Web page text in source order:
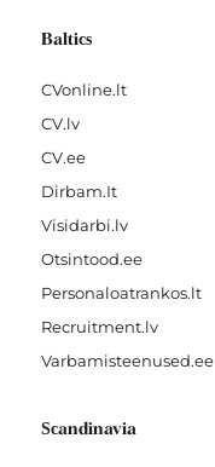
Baltics
CVonline.lt
CV.lv
CV.ee
Dirbam.It
Visidarbi.lv
Otsintood.ee
Personaloatrankos.lt
Recruitment.lv
Varbamisteenused.ee
Scandinavia